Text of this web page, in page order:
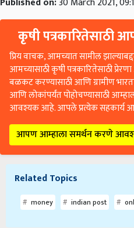
कृषी पत्रकारितेसाठी
प्रिय वाचक, आमच्यात सामील
आमच्यासाठी कृषी पत्रकारितेसाठी
बळकट करण्यासाठी आणि ग्रामीण
आणि लोकांपर्यंत पोहोचण्यासाठी
आवश्यक आहे. आपले प्रत्येक सहकार्य
आपण आम्हाला समर्थन करणे